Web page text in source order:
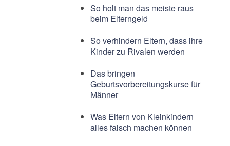
So holt man das meiste raus
beim Elterngeld
So verhindern Eltern, dass ihre
Kinder zu Rivalen werden
Das bringen
Geburtsvorbereitungskurse für
Männer
Was Eltern von Kleinkindern
alles falsch machen können